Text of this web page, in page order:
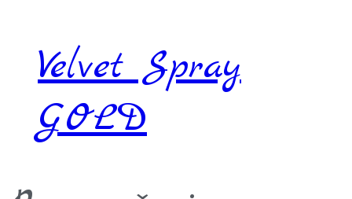
Velvet Spray
GOLD